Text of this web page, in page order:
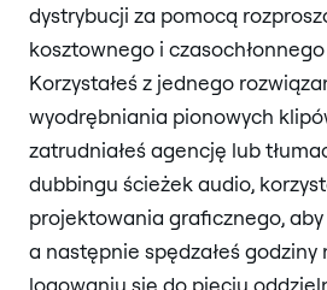
dystrybucji za pomocą
kosztownego i
Korzystałeś z jednego
wyodrębniania pionowych
zatrudniałeś agencję lub
dubbingu ścieżek audio,
projektowania graficznego,
a następnie spędzałeś godziny
logowaniu się do pięciu